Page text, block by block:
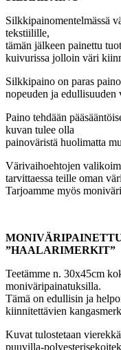
Silkkipainomentelmässä
tekstiilille,
tämän jälkeen painettu
kuivurissa jolloin väri
Silkkipaino on paras
nopeuden ja edullisuuden
Paino tehdään
kuvan tulee olla
painoväristä huolimatta
Värivaihoehtojen
tarvittaessa teille oman
Tarjoamme myös
”HAALARIMERKIT”
Teetämme n. 30x45cm
moniväripainatuksilla.
Tämä on edullisin ja
kiinnitettävien
Kuvat tulostetaan
puuvilla-